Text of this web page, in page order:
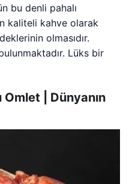
bu denli pahalı
kaliteli kahve olarak
olmasıdır.
Lüks bir
| Dünyanın